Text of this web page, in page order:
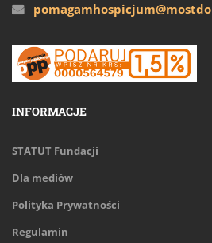
INFORMACJE
STATUT Fundacji
Dla mediów
Polityka Prywatności
Regulamin